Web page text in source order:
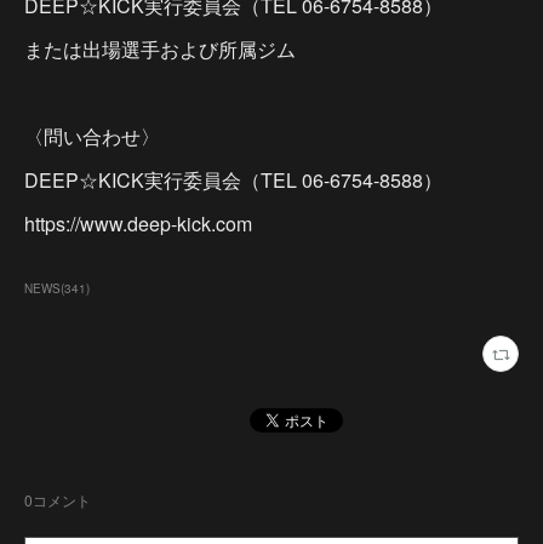
または出場選手および所属ジム
〈問い合わせ〉
DEEP☆KICK実行委員会（TEL 06-6754-8588）
https://www.deep-kick.com
NEWS(341)
0コメント